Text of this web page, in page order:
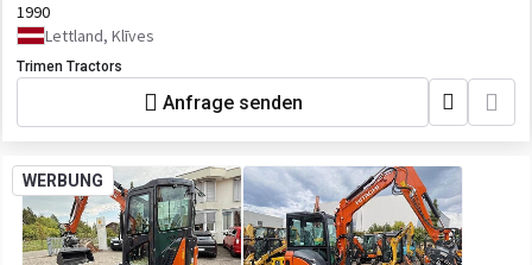
1990
Lettland, Klīves
Trimen Tractors
Anfrage senden
WERBUNG